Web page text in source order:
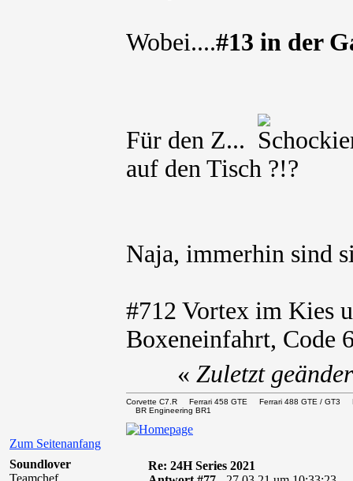
Wobei....#13 in der
Für den Z...
auf den Tisch ?!?
Naja, immerhin sind
#712 Vortex im Kies
Boxeneinfahrt, Code
Zum Seitenanfang
« Zuletzt
Corvette C7.R Ferrari 458 GTE Ferrari 488 GTE /
BR Engineering BR1
Soundlover
Teamchef
Re: 24H Series 2021